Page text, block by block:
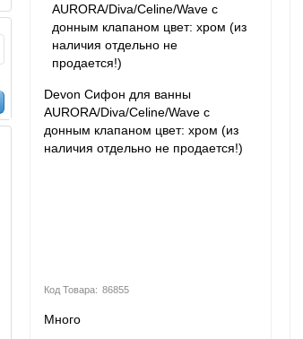
Devon Сифон для ванны
AURORA/Diva/Celine/Wave с
донным клапаном цвет: хром (из
наличия отдельно не продается!)
86855
Много